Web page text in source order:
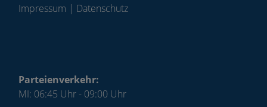
Impressum | Datenschutz
Parteienverkehr:
MI: 06:45 Uhr - 09:00 Uhr